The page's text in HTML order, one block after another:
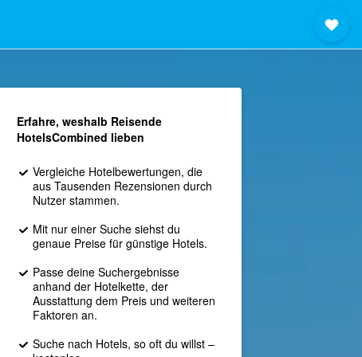
Erfahre, weshalb Reisende
HotelsCombined lieben
Vergleiche Hotelbewertungen, die
aus Tausenden Rezensionen durch
Nutzer stammen.
Mit nur einer Suche siehst du
genaue Preise für günstige Hotels.
Passe deine Suchergebnisse
anhand der Hotelkette, der
Ausstattung dem Preis und weiteren
Faktoren an.
Suche nach Hotels, so oft du willst –